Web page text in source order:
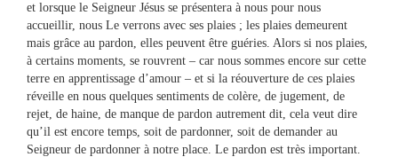
et lorsque le Seigneur Jésus se présentera à nous pour nous
accueillir, nous Le verrons avec ses plaies ; les plaies demeurent
mais grâce au pardon, elles peuvent être guéries. Alors si nos plaies,
à certains moments, se rouvrent – car nous sommes encore sur cette
terre en apprentissage d’amour – et si la réouverture de ces plaies
réveille en nous quelques sentiments de colère, de jugement, de
rejet, de haine, de manque de pardon autrement dit, cela veut dire
qu’il est encore temps, soit de pardonner, soit de demander au
Seigneur de pardonner à notre place. Le pardon est très important.